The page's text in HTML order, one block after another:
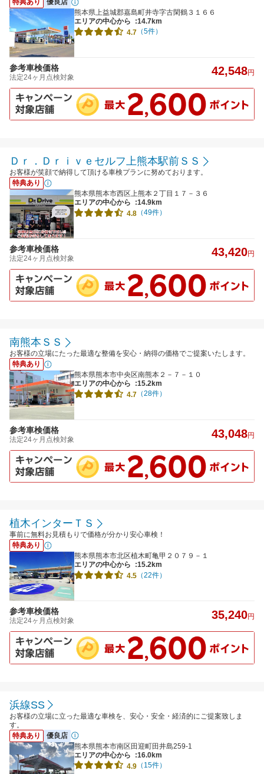
特典あり
優良店
熊本県上益城郡嘉島町井寺字古閑鶴３１６６
エリアの中心から
:14.7km
4.7 （5件）
参考車検価格
法定24ヶ月点検対象 42,548円
Ｄｒ．Ｄｒｉｖｅセルフ上熊本駅前ＳＳ
お客様が笑顔で納得して頂ける車検プランに努めております。
特典あり
熊本県熊本市西区上熊本２丁目１７－３６
エリアの中心から
:14.9km
4.8 （49件）
参考車検価格
法定24ヶ月点検対象 43,420円
南熊本ＳＳ
お客様の立場にたった最適な整備を安心・納得の価格でご提案いたします。
特典あり
熊本県熊本市中央区南熊本２－７－１０
エリアの中心から
:15.2km
4.7 （28件）
参考車検価格
法定24ヶ月点検対象 43,048円
植木インターＴＳ
事前に無料お見積もりで価格が分かり安心車検！
特典あり
熊本県熊本市北区植木町亀甲２０７９－１
エリアの中心から
:15.2km
4.5 （22件）
参考車検価格
法定24ヶ月点検対象 35,240円
浜線SS
お客様の立場に立った最適な車検を、安心・安全・経済的にご提案致しま
す。
特典あり
優良店
熊本県熊本市南区田迎町田井島259-1
エリアの中心から
:16.0km
4.9 （15件）